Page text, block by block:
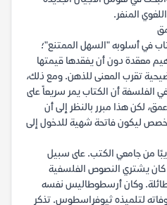
المنفر.
في أسلوبه "السهل الممتنع"؛
معقدة دون أن يفقدها قيمتها
تقرب المعنى للذهن. ومع ذلك،
الفلسفة أن الكتاب يمر سريعاً على
لكن هذا مبرر بالنظر إلى أن
ليكون فاتحة شهية للدخول إلى
من جامعي الكتب. على سبيل
كان يشتري النصوص الفلسفية
طائلة. وكان أرسطوطاليس نفسه
لتلميذه ثيوفراسطوس. تذكر